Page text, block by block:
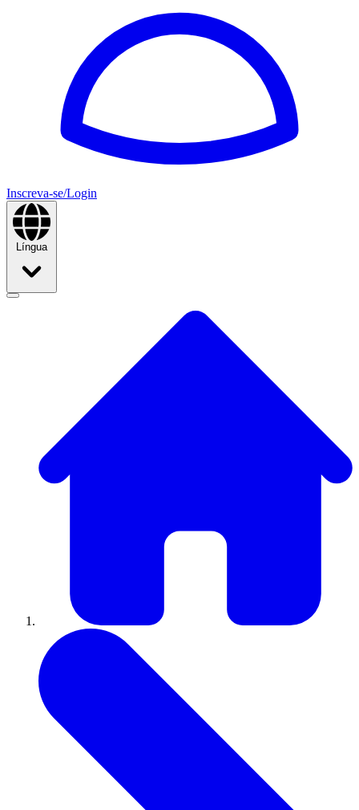
Inscreva-se/Login
Língua